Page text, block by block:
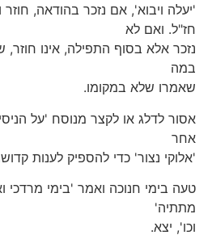
'יעלה ויבוא', אם נזכר בהודאה, חוזר
חז"ל. ואם לא
נזכר אלא בסוף התפילה, אינו
במה
שאמרו שלא במקומו.
אסור לדלג או לקצר מנוסח 'על
אחר
'אלוקי נצור' כדי להספיק לענות
טעה בימי חנוכה ואמר 'בימי מרדכי
מתתיה'
וכו', יצא.